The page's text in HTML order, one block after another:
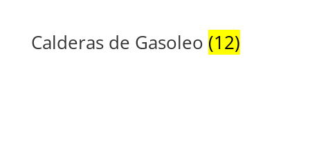
Calderas de Gasoleo (12)